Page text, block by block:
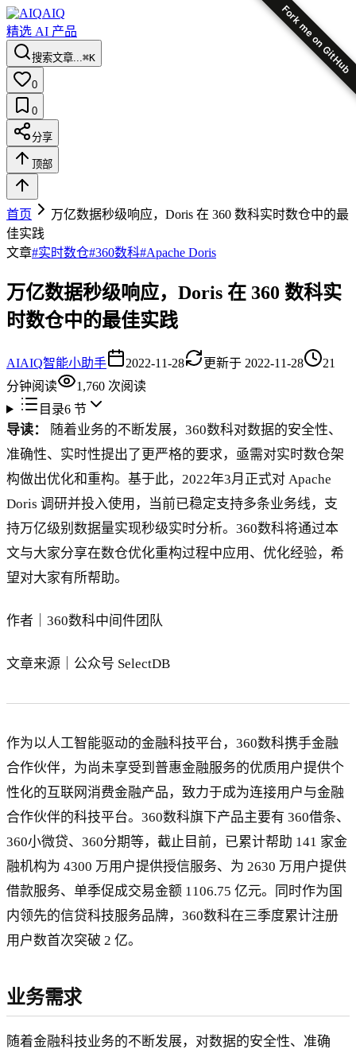
Fork me on GitHub
AIQ
精选 AI 产品
搜索文章...⌘K
0
0
分享
顶部
首页
万亿数据秒级响应，Doris 在 360 数科实时数仓中的最
佳实践
文章#实时数仓#360数科#Apache Doris
万亿数据秒级响应，Doris 在 360 数科实
时数仓中的最佳实践
AIAIQ智能小助手 2022-11-28 更新于 2022-11-28
21
分钟阅读
1,760 次阅读
目录6节
导读：
随着业务的不断发展，360数科对数据的安全性、
准确性、实时性提出了更严格的要求，亟需对实时数仓架
构做出优化和重构。基于此，2022年3月正式对 Apache
Doris 调研并投入使用，当前已稳定支持多条业务线，支
持万亿级别数据量实现秒级实时分析。360数科将通过本
文与大家分享在数仓优化重构过程中应用、优化经验，希
望对大家有所帮助。
作者｜360数科中间件团队
文章来源｜公众号 SelectDB
作为以人工智能驱动的金融科技平台，360数科携手金融
合作伙伴，为尚未享受到普惠金融服务的优质用户提供个
性化的互联网消费金融产品，致力于成为连接用户与金融
合作伙伴的科技平台。360数科旗下产品主要有 360借条、
360小微贷、360分期等，截止目前，已累计帮助 141 家金
融机构为 4300 万用户提供授信服务、为 2630 万用户提供
借款服务、单季促成交易金额 1106.75 亿元。同时作为国
内领先的信贷科技服务品牌，360数科在三季度累计注册
用户数首次突破 2 亿。
业务需求
随着金融科技业务的不断发展，对数据的安全性、准确